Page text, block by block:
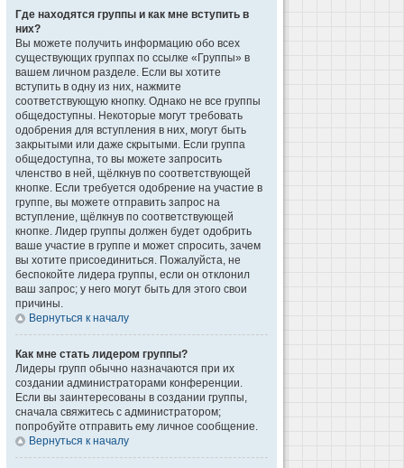
Где находятся группы и как мне вступить в
них?
Вы можете получить информацию обо всех
существующих группах по ссылке «Группы» в
вашем личном разделе. Если вы хотите
вступить в одну из них, нажмите
соответствующую кнопку. Однако не все группы
общедоступны. Некоторые могут требовать
одобрения для вступления в них, могут быть
закрытыми или даже скрытыми. Если группа
общедоступна, то вы можете запросить
членство в ней, щёлкнув по соответствующей
кнопке. Если требуется одобрение на участие в
группе, вы можете отправить запрос на
вступление, щёлкнув по соответствующей
кнопке. Лидер группы должен будет одобрить
ваше участие в группе и может спросить, зачем
вы хотите присоединиться. Пожалуйста, не
беспокойте лидера группы, если он отклонил
ваш запрос; у него могут быть для этого свои
причины.
Вернуться к началу
Как мне стать лидером группы?
Лидеры групп обычно назначаются при их
создании администраторами конференции.
Если вы заинтересованы в создании группы,
сначала свяжитесь с администратором;
попробуйте отправить ему личное сообщение.
Вернуться к началу